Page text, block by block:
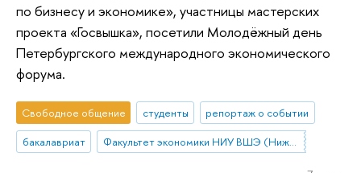
по бизнесу и экономике», участницы мастерских
проекта «Госвышка», посетили Молодёжный день
Петербургского международного экономического
форума.
Свободное общение студенты
репортаж о событии
бакалавриат
Факультет экономики НИУ ВШЭ (Нижний Новгород)